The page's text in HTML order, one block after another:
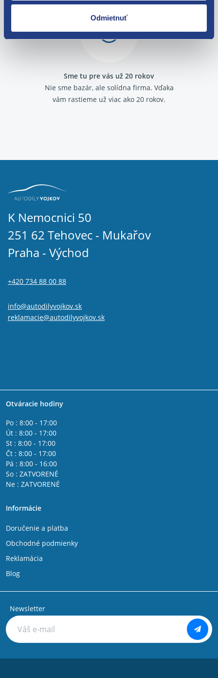
Odmietnuť
Sme tu pre vás už 20 rokov
Nie sme bazár, ale solídna firma. Vďaka
vám rastieme už viac ako 20 rokov.
K Nemocnici 50
251 62 Tehovec - Mukařov
Praha - Východ
+420 734 88 00 88
info@autodilyvojkov.sk
reklamacie@autodilyvojkov.sk
Otváracie hodiny
Po : 8:00 - 17:00
Út : 8:00 - 17:00
St : 8:00 - 17:00
Čt : 8:00 - 17:00
Pá : 8:00 - 16:00
So : ZATVORENÉ
Ne : ZATVORENÉ
Informácie
Doručenie a platba
Obchodné podmienky
Reklamácia
Blog
Newsletter